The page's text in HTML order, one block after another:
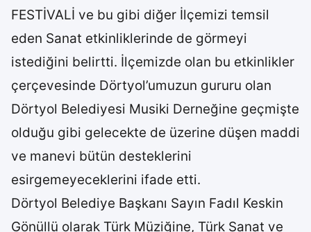
FESTİVALİ ve bu gibi diğer İlçemizi temsil
eden Sanat etkinliklerinde de görmeyi
istediğini belirtti. İlçemizde olan bu etkinlikler
çerçevesinde Dörtyol’umuzun gururu olan
Dörtyol Belediyesi Musiki Derneğine geçmişte
olduğu gibi gelecekte de üzerine düşen maddi
ve manevi bütün desteklerini
esirgemeyeceklerini ifade etti.
Dörtyol Belediye Başkanı Sayın Fadıl Keskin
Gönüllü olarak Türk Müziğine, Türk Sanat ve